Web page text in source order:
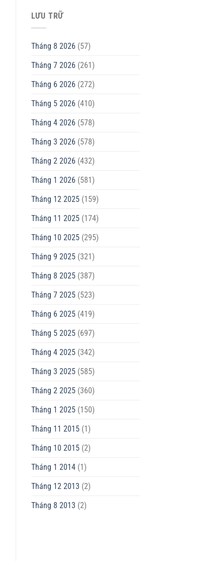
LƯU TRỮ
Tháng 8 2026 (57)
Tháng 7 2026 (261)
Tháng 6 2026 (272)
Tháng 5 2026 (410)
Tháng 4 2026 (578)
Tháng 3 2026 (578)
Tháng 2 2026 (432)
Tháng 1 2026 (581)
Tháng 12 2025(159)
Tháng 11 2025(174)
Tháng 10 2025(295)
Tháng 9 2025(321)
Tháng 8 2025(387)
Tháng 7 2025(523)
Tháng 6 2025(419)
Tháng 5 2025(697)
Tháng 4 2025(342)
Tháng 3 2025(585)
Tháng 2 2025(360)
Tháng 1 2025(150)
Tháng 11 2015(1)
Tháng 10 2015(2)
Tháng 1 2014(1)
Tháng 12 2013 (2)
Tháng 8 2013 (2)